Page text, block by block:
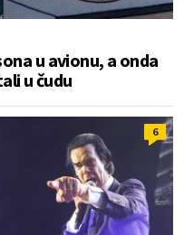
u avionu, a onda
u čudu
6